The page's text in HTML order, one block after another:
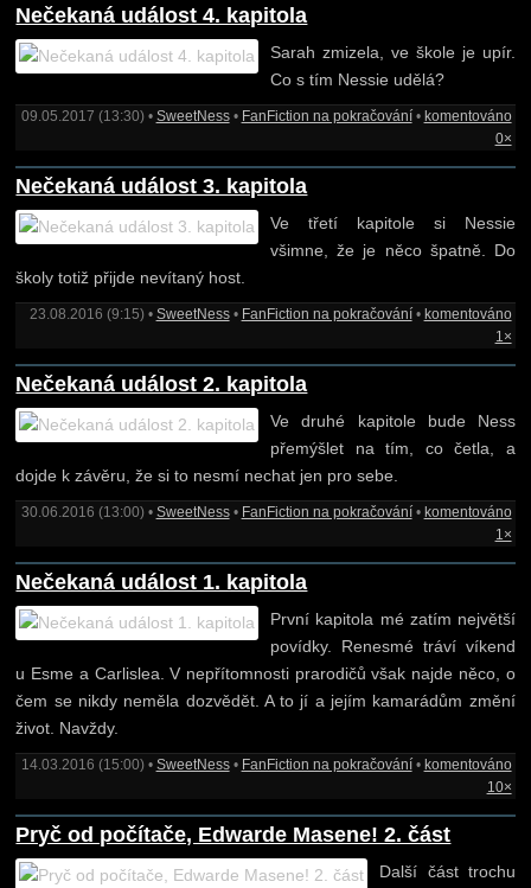
Nečekaná událost 4. kapitola
Sarah zmizela, ve škole je upír.
Co s tím Nessie udělá?
09.05.2017 (13:30) • SweetNess• FanFiction na pokračování• komentováno
0×
Nečekaná událost 3. kapitola
Ve třetí kapitole si Nessie
všimne, že je něco špatně. Do
školy totiž přijde nevítaný host.
23.08.2016 (9:15) • SweetNess• FanFiction na pokračování• komentováno
1×
Nečekaná událost 2. kapitola
Ve druhé kapitole bude Ness
přemýšlet na tím, co četla, a
dojde k závěru, že si to nesmí nechat jen pro sebe.
30.06.2016 (13:00) • SweetNess• FanFiction na pokračování• komentováno
1×
Nečekaná událost 1. kapitola
První kapitola mé zatím největší
povídky. Renesmé tráví víkend
u Esme a Carlislea. V nepřítomnosti prarodičů však najde něco, o
čem se nikdy neměla dozvědět. A to jí a jejím kamarádům změní
život. Navždy.
14.03.2016 (15:00) • SweetNess• FanFiction na pokračování• komentováno
10×
Pryč od počítače, Edwarde Masene! 2. část
Další část trochu